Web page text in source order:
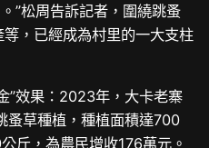
”松周告訴記者，圍繞跳蚤
，已經成為村里的一大支柱
”效果：2023年，大卡老寨
蚤草種植，種植面積達700
斤，為農民增收176萬元。